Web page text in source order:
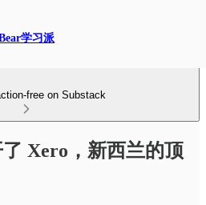
学习派
free on Substack
Xero，新西兰的顶